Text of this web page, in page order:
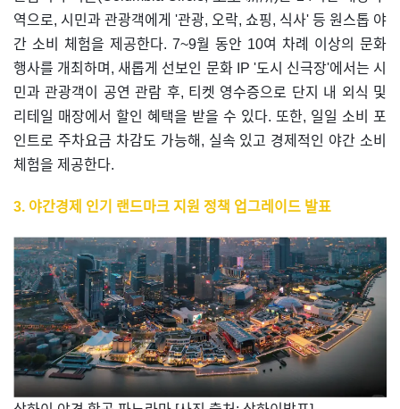
역으로, 시민과 관광객에게 '관광, 오락, 쇼핑, 식사' 등 원스톱 야
간 소비 체험을 제공한다. 7~9월 동안 10여 차례 이상의 문화
행사를 개최하며, 새롭게 선보인 문화 IP '도시 신극장'에서는 시
민과 관광객이 공연 관람 후, 티켓 영수증으로 단지 내 외식 및
리테일 매장에서 할인 혜택을 받을 수 있다. 또한, 일일 소비 포
인트로 주차요금 차감도 가능해, 실속 있고 경제적인 야간 소비
체험을 제공한다.
3. 야간경제 인기 랜드마크 지원 정책 업그레이드 발표